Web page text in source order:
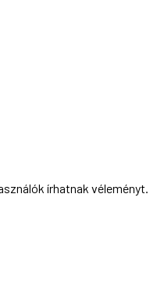
írhatnak véleményt.